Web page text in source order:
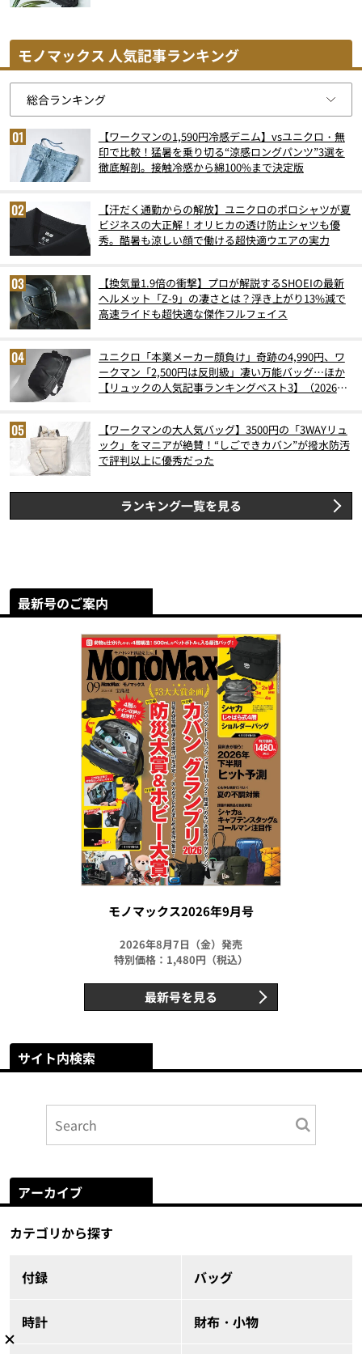
モノマックス 人気記事ランキング
【ワークマンの1,590円冷感デニム】vsユニクロ・無
印で比較！猛暑を乗り切る“涼感ロングパンツ”3選を
徹底解剖。接触冷感から綿100%まで決定版
【汗だく通勤からの解放】ユニクロのポロシャツが夏
ビジネスの大正解！オリヒカの透け防止シャツも優
秀。酷暑も涼しい顔で働ける超快適ウエアの実力
【換気量1.9倍の衝撃】プロが解説するSHOEIの最新
ヘルメット「Z-9」の凄さとは？浮き上がり13%減で
高速ライドも超快適な傑作フルフェイス
ユニクロ「本業メーカー顔負け」奇跡の4,990円、ワ
ークマン「2,500円は反則級」凄い万能バッグ…ほか
【リュックの人気記事ランキングベスト3】（2026年
【ワークマンの大人気バッグ】3500円の「3WAYリュ
ック」をマニアが絶賛！“しごできカバン”が撥水防汚
で評判以上に優秀だった
ランキング一覧を見る
最新号のご案内
モノマックス2026年9月号
2026年8月7日（金）発売
特別価格：1,480円（税込）
最新号を見る
サイト内検索
アーカイブ
カテゴリから探す
付録 バッグ
時計 財布・小物